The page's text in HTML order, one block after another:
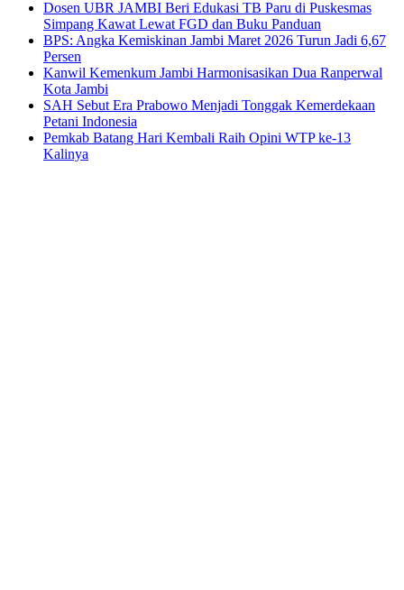
Dosen UBR JAMBI Beri Edukasi TB Paru di Puskesmas
Simpang Kawat Lewat FGD dan Buku Panduan
BPS: Angka Kemiskinan Jambi Maret 2026 Turun Jadi 6,67
Persen
Kanwil Kemenkum Jambi Harmonisasikan Dua Ranperwal
Kota Jambi
SAH Sebut Era Prabowo Menjadi Tonggak Kemerdekaan
Petani Indonesia
Pemkab Batang Hari Kembali Raih Opini WTP ke-13
Kalinya